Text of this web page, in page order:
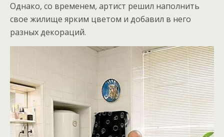
Однако, со временем, артист решил наполнить
свое жилище ярким цветом и добавил в него
разных декораций.